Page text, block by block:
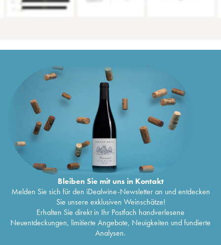
Bleiben Sie mit uns in Kontakt
Melden Sie sich für den iDealwine-Newsletter an und entdecken
Sie unsere exklusiven Weinschätze!
Erhalten Sie direkt in Ihr Postfach handverlesene
Neuentdeckungen, limitierte Angebote, Neuigkeiten und fundierte
Analysen.